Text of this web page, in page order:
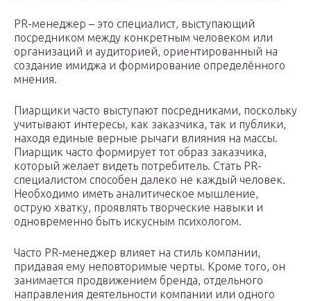
PR-менеджер – это специалист, выступающий
посредником между конкретным человеком или
организаций и аудиторией, ориентированный на
создание имиджа и формирование определённого
мнения.
Пиарщики часто выступают посредниками, поскольку
учитывают интересы, как заказчика, так и публики,
находя единые верные рычаги влияния на массы.
Пиарщик часто формирует тот образ заказчика,
который желает видеть потребитель. Стать PR-
специалистом способен далеко не каждый человек.
Необходимо иметь аналитическое мышление,
острую хватку, проявлять творческие навыки и
одновременно быть искусным психологом.
Часто PR-менеджер влияет на стиль компании,
придавая ему неповторимые черты. Кроме того, он
занимается продвижением бренда, отдельного
направления деятельности компании или одного